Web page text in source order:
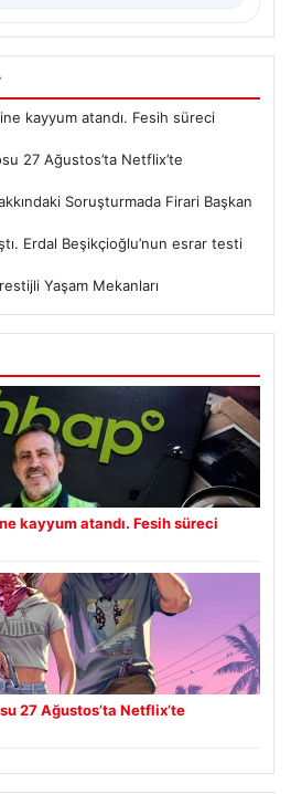
kayyum atandı. Fesih süreci
27 Ağustos’ta Netflix’te
Soruşturmada Firari Başkan
Erdal Beşikçioğlu’nun esrar testi
Yaşam Mekanları
kayyum atandı. Fesih süreci
27 Ağustos’ta Netflix’te